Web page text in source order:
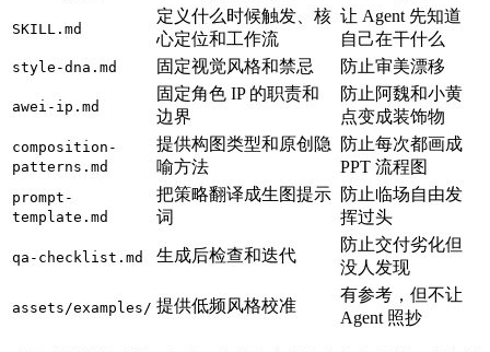
SKILL.md
定义什么时候触发、核
心定位和工作流
让 Agent 先知道
自己在干什么
style-dna.md 固定视觉风格和禁忌 防止审美漂移
awei-ip.md
固定角色 IP 的职责和
边界
防止阿魏和小黄
点变成装饰物
composition-
patterns.md
提供构图类型和原创隐
喻方法
防止每次都画成
PPT 流程图
prompt-
template.md
把策略翻译成生图提示
词
防止临场自由发
挥过头
qa-checklist.md 生成后检查和迭代
防止交付劣化但
没人发现
assets/examples/ 提供低频风格校准
有参考，但不让
Agent 照抄